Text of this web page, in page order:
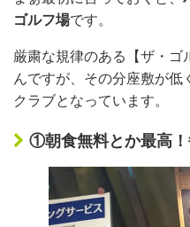
ゴルフ場です。
厳粛な規律のある【ザ・ゴ
んですが、その分座敷が低
クラブとなっています。
①朝食無料とか最高